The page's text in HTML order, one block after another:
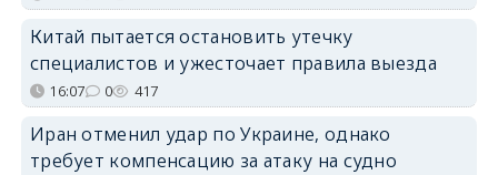
Китай пытается остановить утечку
специалистов и ужесточает правила выезда
16:07 0 417
Иран отменил удар по Украине, однако
требует компенсацию за атаку на судно